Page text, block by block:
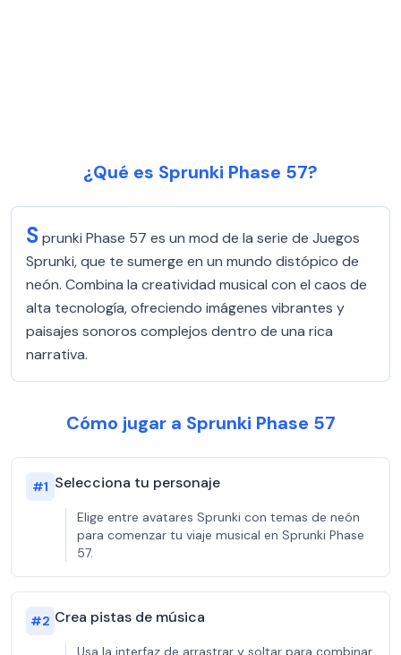
¿Qué es Sprunki Phase 57?
Sprunki Phase 57 es un mod de la serie de Juegos
Sprunki, que te sumerge en un mundo distópico de
neón. Combina la creatividad musical con el caos de
alta tecnología, ofreciendo imágenes vibrantes y
paisajes sonoros complejos dentro de una rica
narrativa.
Cómo jugar a Sprunki Phase 57
#1 Selecciona tu personaje
Elige entre avatares Sprunki con temas de neón
para comenzar tu viaje musical en Sprunki Phase
57.
#2 Crea pistas de música
Usa la interfaz de arrastrar y soltar para combinar